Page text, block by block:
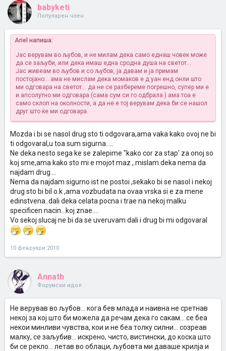
babyketi
Популарен член
Ariel напиша:
Јас верувам во љубов, и не милам дека само еднаш човек може
да се заљуби, или дека имаш една сродна душа на светот...
Јас живеам во љубов и со љубов, ја давам и ја примам
постојано... ама не мислам дека момаков е д уан енд онли што
ми одговара на светот... да не се разбереме погрешно, супер ми е
и апсолутно ми одговара (сама сум си го одбрала ) ама тоа е
само склоп на околности, а да не е тој верувам дека би се нашол
друг што ќе ми одговара.
Mozda i bi se nasol drug sto ti odgovara,ama vaka kako ovoj ne bi
ti odgovaral,u toa sum sigurna.....
Ne deka nesto sega ke se zalepime "kako cor za stap' za onoj so
koj sme,ama kako sto mi e mojot maz ,.mislam deka nema da
najdam drug....
Nema da najdam sigurno ist ne postoi ,sekako bi se nasol i nekoj
drug sto bi bil o.k ,ama vozbudata na ovaa vrska si e za mene
edinstvena..dali deka celata pocna i trae na nekoj malku
specificen nacin...koj znae....
Vo sekoj slucaj ne bi da se uveruvam dali i drug bi mi odgovaral
10 февруари 2010
Annath
Форумски идол
Не верував во љубов... кога бев млада и наивна не сретнав
некој за кој што би можела да речам дека го сакам... се беа
некои минливи чувства, кои и не беа толку силни... созреав
малку, се заљубив... искрено, чисто, вистински, до коска што
би се рекло... летав во облаци, љубовта ми даваше крилја и